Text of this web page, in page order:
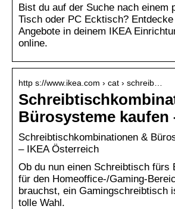
Bist du auf der Suche nach einem
Tisch oder PC Ecktisch?
Angebote in deinem IKEA
online.
http s://www.ikea.com › cat › schreib…
Bürosysteme kaufen
Schreibtischkombinationen &
– IKEA Österreich
Ob du nun einen Schreibtisch fürs
für den Homeoffice-/Gaming-
brauchst, ein Gamingschreibtisch
tolle Wahl.